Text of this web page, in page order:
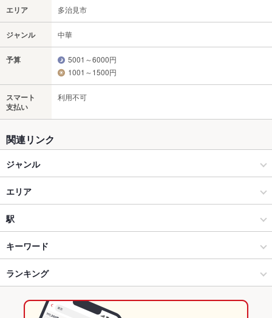
エリア 多治見市
ジャンル 中華
予算
5001～6000円
1001～1500円
スマート
支払い
利用不可
関連リンク
ジャンル
中華
広東料理
多治見・土岐 × 中華
多治見・土岐 × 広東料理
多治見駅 × 中華
エリア
多治見市
多治見市 × 中華
多治見市 × 広東料理
多治見市 × 居酒屋
駅
多治見駅
キーワード
からあげ
焼売 チャーハン 麻婆豆腐
ランキング
岐阜のグルメランキング